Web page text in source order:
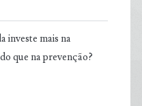
investe mais na
que na prevenção?